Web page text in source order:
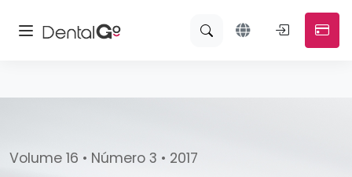
Volume 16 • Número 3 • 2017